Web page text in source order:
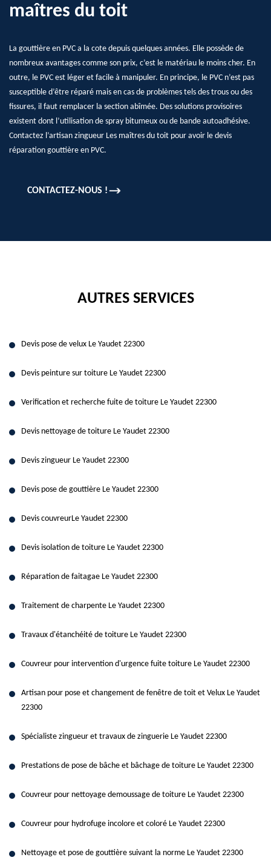
maîtres du toit
La gouttière en PVC a la cote depuis quelques années. Elle possède de
nombreux avantages comme son prix, c’est le matériau le moins cher. En
outre, le PVC est léger et facile à manipuler. En principe, le PVC n’est pas
susceptible d’être réparé mais en cas de problèmes tels des trous ou des
fissures, il faut remplacer la section abîmée. Des solutions provisoires
existent dont l’utilisation de spray bitumeux ou de bande autoadhésive.
Contactez l’artisan zingueur Les maîtres du toit pour avoir le devis
réparation gouttière en PVC.
CONTACTEZ-NOUS !
AUTRES SERVICES
Devis pose de velux Le Yaudet 22300
Devis peinture sur toiture Le Yaudet 22300
Verification et recherche fuite de toiture Le Yaudet 22300
Devis nettoyage de toiture Le Yaudet 22300
Devis zingueur Le Yaudet 22300
Devis pose de gouttière Le Yaudet 22300
Devis couvreurLe Yaudet 22300
Devis isolation de toiture Le Yaudet 22300
Réparation de faitagae Le Yaudet 22300
Traitement de charpente Le Yaudet 22300
Travaux d'étanchéité de toiture Le Yaudet 22300
Couvreur pour intervention d'urgence fuite toiture Le Yaudet 22300
Artisan pour pose et changement de fenêtre de toit et Velux Le Yaudet
22300
Spécialiste zingueur et travaux de zinguerie Le Yaudet 22300
Prestations de pose de bâche et bâchage de toiture Le Yaudet 22300
Couvreur pour nettoyage demoussage de toiture Le Yaudet 22300
Couvreur pour hydrofuge incolore et coloré Le Yaudet 22300
Nettoyage et pose de gouttière suivant la norme Le Yaudet 22300